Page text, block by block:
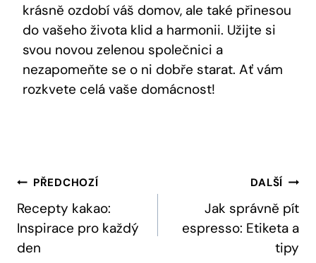
krásně ozdobí váš domov, ale také přinesou
do vašeho života klid a harmonii. Užijte si
svou novou zelenou společnici a
nezapomeňte se o ni dobře starat. Ať vám
rozkvete celá vaše domácnost!
Navigace
Pro
Příspěvek
PŘEDCHOZÍ
Recepty kakao:
Inspirace pro každý
den
DALŠÍ
Jak správně pít
espresso: Etiketa a
tipy